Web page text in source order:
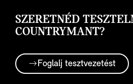
SZERETNÉD
COUNTRYMANT?
Foglalj tesztvezetést